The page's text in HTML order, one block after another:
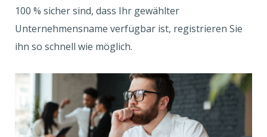
100 % sicher sind, dass Ihr gewählter
Unternehmensname verfügbar ist, registrieren Sie
ihn so schnell wie möglich.